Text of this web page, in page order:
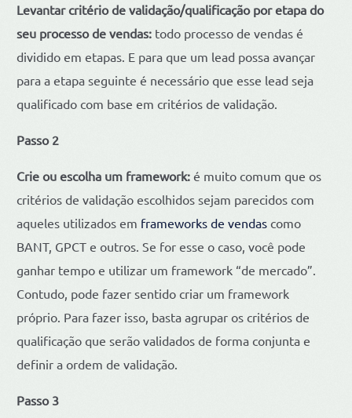
Levantar critério de validação/qualificação por etapa do
seu processo de vendas: todo processo de vendas é
dividido em etapas. E para que um lead possa avançar
para a etapa seguinte é necessário que esse lead seja
qualificado com base em critérios de validação.
Passo 2
Crie ou escolha um framework:é muito comum que os
critérios de validação escolhidos sejam parecidos com
aqueles utilizados em frameworks de vendas como
BANT, GPCT e outros. Se for esse o caso, você pode
ganhar tempo e utilizar um framework “de mercado”.
Contudo, pode fazer sentido criar um framework
próprio. Para fazer isso, basta agrupar os critérios de
qualificação que serão validados de forma conjunta e
definir a ordem de validação.
Passo 3